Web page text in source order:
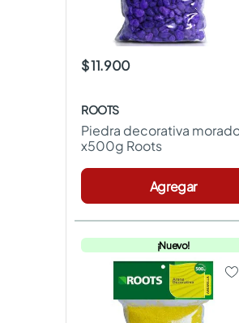
$ 11.900
ROOTS
Piedra decorativa
x500g Roots
Agregar
¡Nuevo!